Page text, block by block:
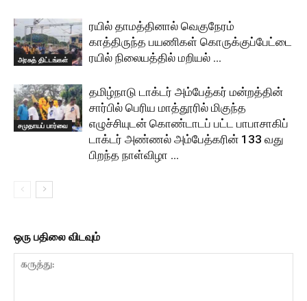
அரசுத் திட்டங்கள்
ரயில் தாமத்தினால் வெகுநேரம்
காத்திருந்த பயணிகள் கொருக்குப்பேட்டை
ரயில் நிலையத்தில் மறியல் …
சமுதாயப் பார்வை
தமிழ்நாடு டாக்டர் அம்பேத்கர் மன்றத்தின்
சார்பில் பெரிய மாத்தூரில் மிகுந்த
எழுச்சியுடன் கொண்டாடப் பட்ட பாபாசாகிப்
டாக்டர் அண்ணல் அம்பேத்கரின் 133 வது
பிறந்த நாள்விழா …
ஒரு பதிலை விடவும்